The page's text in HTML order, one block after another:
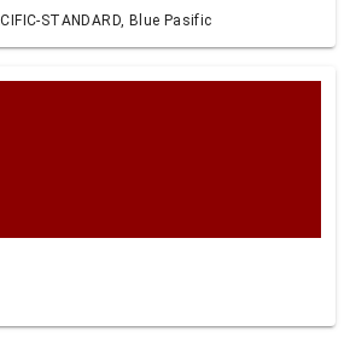
STANDARD, Blue Pasific